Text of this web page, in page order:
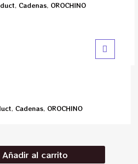
, Cadenas, OROCHINO
, Cadenas, OROCHINO
Añadir al carrito